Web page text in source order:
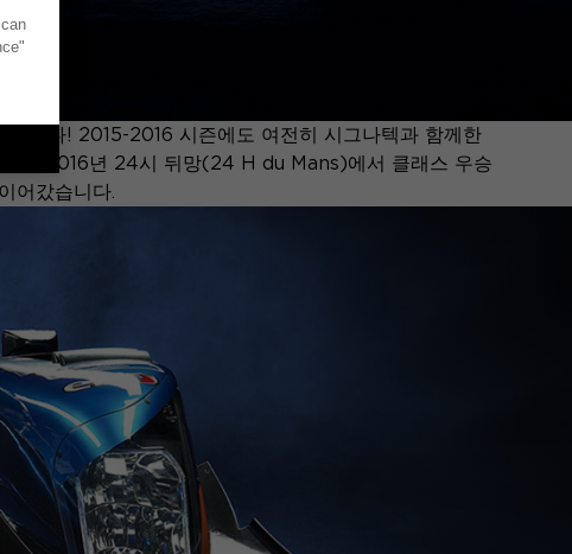
니다! 2015-2016 시즌에도 여전히 시그나텍과 함께한
은 2016년 24시 뒤망(24 H du Mans)에서 클래스 우승
어갔습니다.